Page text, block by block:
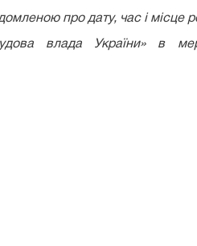
про дату, час і місце
влада України» в